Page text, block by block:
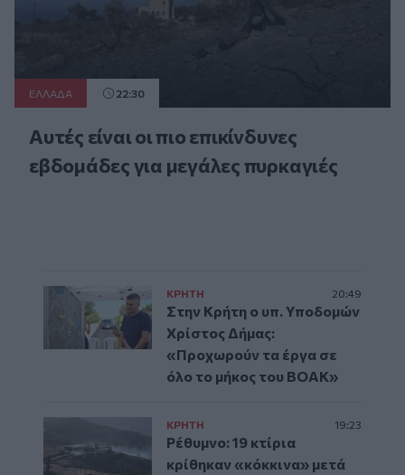
ΕΛΛAΔΑ 22:30
Αυτές είναι οι πιο επικίνδυνες
εβδομάδες για μεγάλες πυρκαγιές
ΚΡΗΤΗ 20:49
Στην Κρήτη ο υπ. Υποδομών
Χρίστος Δήμας:
«Προχωρούν τα έργα σε
όλο το μήκος του ΒΟΑΚ»
ΚΡΗΤΗ 19:23
Ρέθυμνο: 19 κτίρια
κρίθηκαν «κόκκινα» μετά